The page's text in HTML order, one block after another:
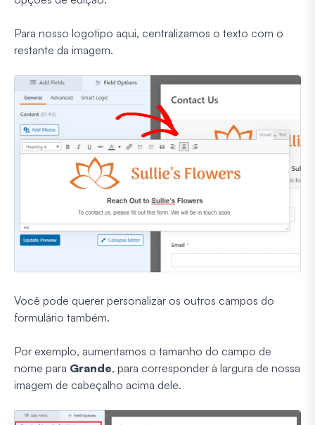
Para nosso logotipo aqui, centralizamos o texto com o
restante da imagem.
Você pode querer personalizar os outros campos do
formulário também.
Por exemplo, aumentamos o tamanho do campo de
nome para Grande, para corresponder à largura de nossa
imagem de cabeçalho acima dele.